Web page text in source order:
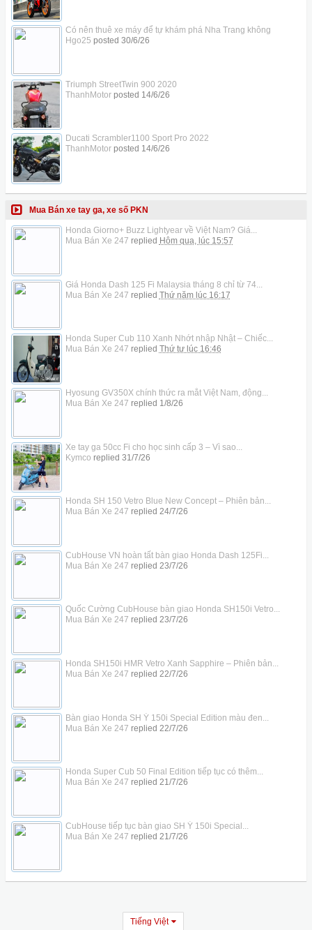
Có nên thuê xe máy để tự khám phá Nha Trang không
Hgo25 posted 30/6/26
Triumph StreetTwin 900 2020
ThanhMotorposted 14/6/26
Ducati Scrambler1100 Sport Pro 2022
ThanhMotorposted 14/6/26
Mua Bán xe tay ga, xe số PKN
Honda Giorno+ Buzz Lightyear về Việt Nam? Giá...
Mua Bán Xe 247 replied Hôm qua, lúc 15:57
Giá Honda Dash 125 Fi Malaysia tháng 8 chỉ từ 74...
Mua Bán Xe 247 replied Thứ năm lúc 16:17
Honda Super Cub 110 Xanh Nhớt nhập Nhật – Chiếc...
Mua Bán Xe 247 replied Thứ tư lúc 16:46
Hyosung GV350X chính thức ra mắt Việt Nam, động...
Mua Bán Xe 247 replied 1/8/26
Xe tay ga 50cc Fi cho học sinh cấp 3 – Vì sao...
Kymco replied 31/7/26
Honda SH 150 Vetro Blue New Concept – Phiên bản...
Mua Bán Xe 247 replied 24/7/26
CubHouse VN hoàn tất bàn giao Honda Dash 125Fi...
Mua Bán Xe 247 replied 23/7/26
Quốc Cường CubHouse bàn giao Honda SH150i Vetro...
Mua Bán Xe 247 replied 23/7/26
Honda SH150i HMR Vetro Xanh Sapphire – Phiên bản...
Mua Bán Xe 247 replied 22/7/26
Bàn giao Honda SH Ý 150i Special Edition màu đen...
Mua Bán Xe 247 replied 22/7/26
Honda Super Cub 50 Final Edition tiếp tục có thêm...
Mua Bán Xe 247 replied 21/7/26
CubHouse tiếp tục bàn giao SH Ý 150i Special...
Mua Bán Xe 247 replied 21/7/26
Tiếng Việt